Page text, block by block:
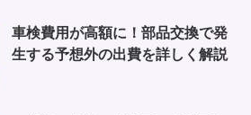
車検費用が高額に！部品交換で発
生する予想外の出費を詳しく解説